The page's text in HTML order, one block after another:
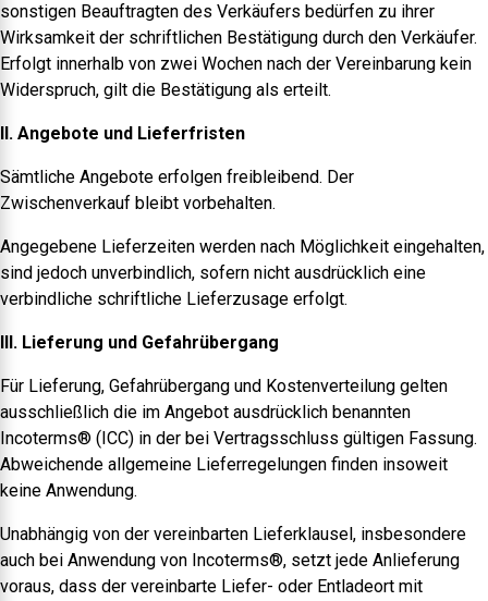
sonstigen Beauftragten des Verkäufers bedürfen zu ihrer
Wirksamkeit der schriftlichen Bestätigung durch den Verkäufer.
Erfolgt innerhalb von zwei Wochen nach der Vereinbarung kein
Widerspruch, gilt die Bestätigung als erteilt.
II. Angebote und Lieferfristen
Sämtliche Angebote erfolgen freibleibend. Der
Zwischenverkauf bleibt vorbehalten.
Angegebene Lieferzeiten werden nach Möglichkeit eingehalten,
sind jedoch unverbindlich, sofern nicht ausdrücklich eine
verbindliche schriftliche Lieferzusage erfolgt.
III. Lieferung und Gefahrübergang
Für Lieferung, Gefahrübergang und Kostenverteilung gelten
ausschließlich die im Angebot ausdrücklich benannten
Incoterms® (ICC) in der bei Vertragsschluss gültigen Fassung.
Abweichende allgemeine Lieferregelungen finden insoweit
keine Anwendung.
Unabhängig von der vereinbarten Lieferklausel, insbesondere
auch bei Anwendung von Incoterms®, setzt jede Anlieferung
voraus, dass der vereinbarte Liefer- oder Entladeort mit